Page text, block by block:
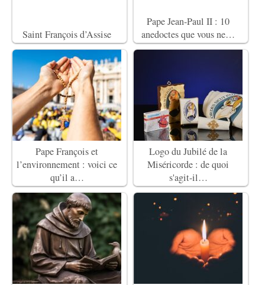
Saint François d’Assise
Pape Jean-Paul II : 10
anedoctes que vous ne…
Pape François et
l’environnement : voici ce
qu’il a…
Logo du Jubilé de la
Miséricorde : de quoi
s'agit-il…